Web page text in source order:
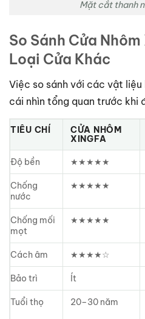
Mặt cắt thanh
So Sánh Cửa
Loại Cửa Khác
Việc so sánh với các vật
cái nhìn tổng quan trước khi
TIÊU CHÍ
CỬA NHÔM
XINGFA
Độ bền ★★★★★
Chống
nước
★★★★★
Chống mối
mọt
★★★★★
Cách âm ★★★★☆
Bảo trì Ít
Tuổi thọ 20–30 năm